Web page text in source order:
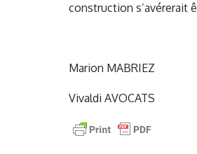
construction s’avérerait
Marion MABRIEZ
Vivaldi AVOCATS